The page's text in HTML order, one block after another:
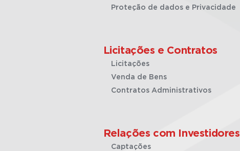
Proteção de dados e Privacidade
Licitações e Contratos
Licitações
Venda de Bens
Contratos Administrativos
Relações com Investidores
Captações